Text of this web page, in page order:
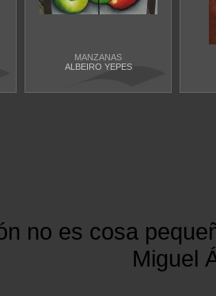
MANZANAS
ALBEIRO YEPES
no es cosa
Miguel